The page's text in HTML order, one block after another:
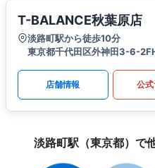
T-BALANCE秋葉原店
淡路町駅から徒歩10分
東京都千代田区外神田3-6-
店舗情報 公式
淡路町駅（東京都）で